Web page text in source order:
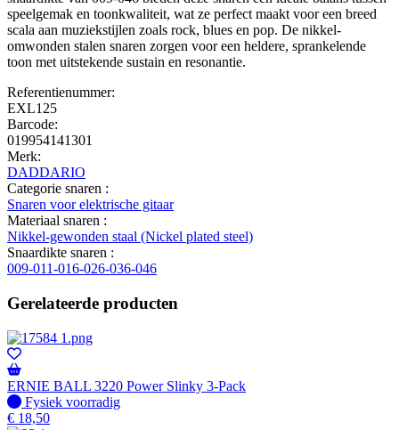
speelgemak en toonkwaliteit, wat ze perfect maakt voor een breed
scala aan muziekstijlen zoals rock, blues en pop. De nikkel-
omwonden stalen snaren zorgen voor een heldere, sprankelende
toon met uitstekende sustain en resonantie.
Referentienummer:
EXL125
Barcode:
019954141301
Merk:
DADDARIO
Categorie snaren :
Snaren voor elektrische gitaar
Materiaal snaren :
Nikkel-gewonden staal (Nickel plated steel)
Snaardikte snaren :
009-011-016-026-036-046
Gerelateerde producten
ERNIE BALL 3220 Power Slinky 3-Pack
Fysiek voorradig
Fysiek voorradig
€ 18,50